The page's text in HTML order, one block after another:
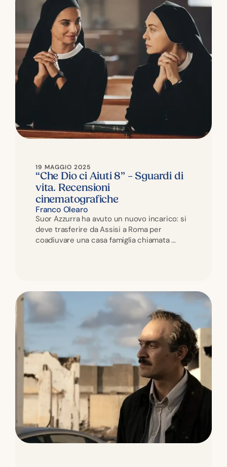
19 MAGGIO 2025
“Che Dio ci Aiuti 8” – Sguardi di
vita. Recensioni
cinematografiche
Franco Olearo
Suor Azzurra ha avuto un nuovo incarico: si
deve trasferire da Assisi a Roma per
coadiuvare una casa famiglia chiamata ...